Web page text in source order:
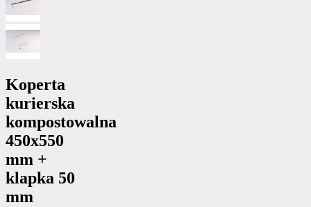
Koperta
kurierska
kompostowalna
450x550
mm +
klapka 50
mm